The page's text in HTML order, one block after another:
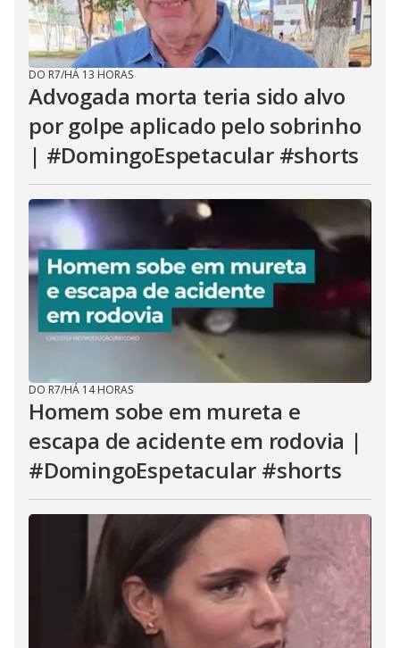
DO R7/HÁ 13 HORAS
Advogada morta teria sido alvo
por golpe aplicado pelo sobrinho
| #DomingoEspetacular #shorts
DO R7/HÁ 14 HORAS
Homem sobe em mureta e
escapa de acidente em rodovia |
#DomingoEspetacular #shorts